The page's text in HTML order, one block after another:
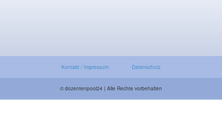
Kontakt / Impressum Datenschutz
© dozentenpool24 | Alle Rechte vorbehalten